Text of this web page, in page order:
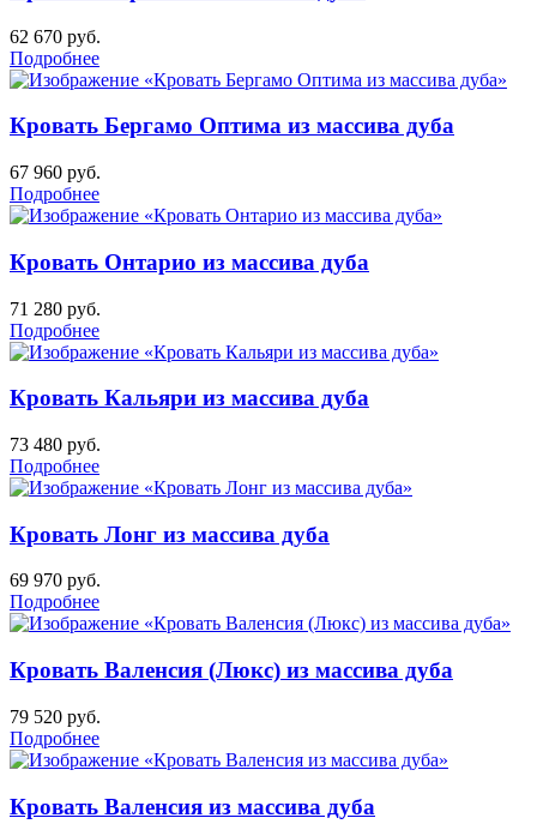
62 670 руб.
Подробнее
Кровать Бергамо Оптима из массива дуба
67 960 руб.
Подробнее
Кровать Онтарио из массива дуба
71 280 руб.
Подробнее
Кровать Кальяри из массива дуба
73 480 руб.
Подробнее
Кровать Лонг из массива дуба
69 970 руб.
Подробнее
Кровать Валенсия (Люкс) из массива дуба
79 520 руб.
Подробнее
Кровать Валенсия из массива дуба